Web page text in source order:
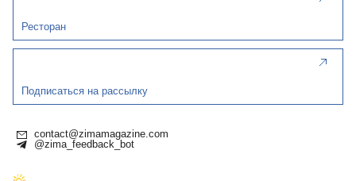
Ресторан
Подписаться на рассылку
contact@zimamagazine.com
@zima_feedback_bot